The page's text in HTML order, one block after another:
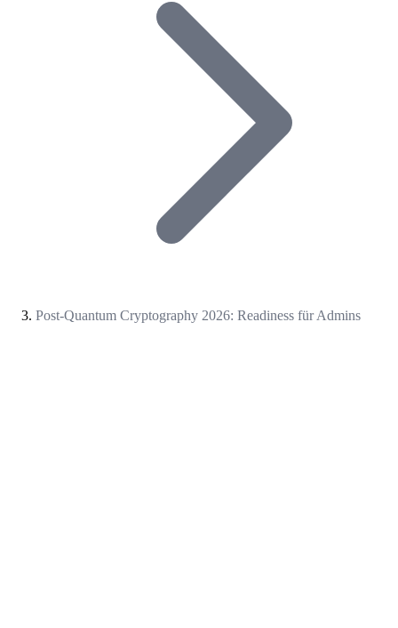
Post-Quantum Cryptography 2026: Readiness für Admins